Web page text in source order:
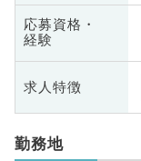
応募資格・
経験
求人特徴
勤務地